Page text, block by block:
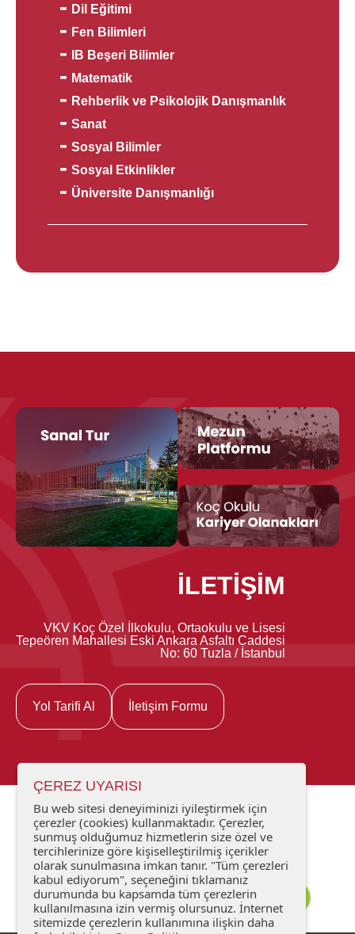
Dil Eğitimi
Fen Bilimleri
IB Beşeri Bilimler
Matematik
Rehberlik ve Psikolojik Danışmanlık
Sanat
Sosyal Bilimler
Sosyal Etkinlikler
Üniversite Danışmanlığı
İLETİŞİM
VKV Koç Özel İlkokulu, Ortaokulu ve Lisesi
Tepeören Mahallesi Eski Ankara Asfaltı Caddesi
No: 60 Tuzla / İstanbul
Yol Tarifi Al İletişim Formu
ÇEREZ UYARISI
Bu web sitesi deneyiminizi iyileştirmek için
çerezler (cookies) kullanmaktadır. Çerezler,
sunmuş olduğumuz hizmetlerin size özel ve
tercihlerinize göre kişiselleştirilmiş içerikler
olarak sunulmasına imkan tanır. "Tüm çerezleri
kabul ediyorum", seçeneğini tıklamanız
durumunda bu kapsamda tüm çerezlerin
kullanılmasına izin vermiş olursunuz. İnternet
sitemizde çerezlerin kullanımına ilişkin daha